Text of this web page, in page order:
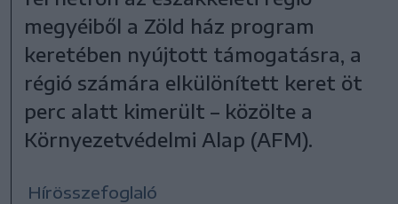
megyéiből a Zöld ház program
keretében nyújtott támogatásra, a
régió számára elkülönített keret öt
perc alatt kimerült – közölte a
Környezetvédelmi Alap (AFM).
Hírösszefoglaló